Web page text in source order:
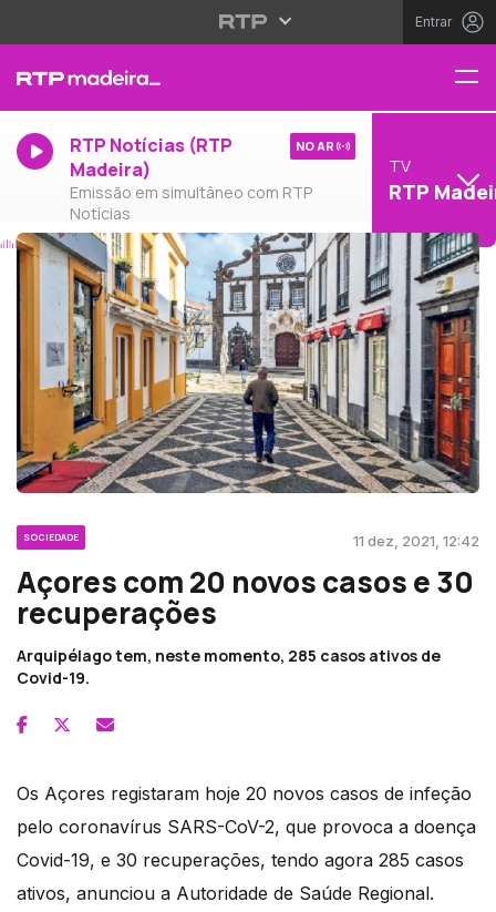
Entrar
RTP Notícias (RTP
Madeira)
Emissão em simultâneo com RTP
Notícias
NO AR
TV
RTP
SOCIEDADE 11 dez, 2021, 12:42
Açores com 20 novos casos e 30
recuperações
Arquipélago tem, neste momento, 285 casos ativos de
Covid-19.
Os Açores registaram hoje 20 novos casos de infeção
pelo coronavírus SARS-CoV-2, que provoca a doença
Covid-19, e 30 recuperações, tendo agora 285 casos
ativos, anunciou a Autoridade de Saúde Regional.